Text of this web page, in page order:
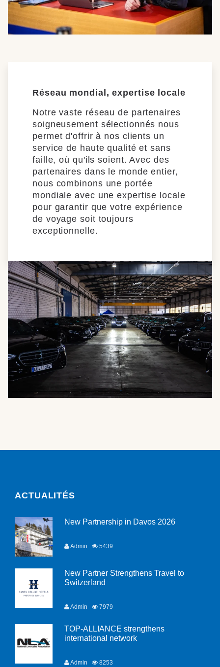
Réseau mondial, expertise locale
Notre vaste réseau de partenaires
soigneusement sélectionnés nous
permet d'offrir à nos clients un
service de haute qualité et sans
faille, où qu'ils soient. Avec des
partenaires dans le monde entier,
nous combinons une portée
mondiale avec une expertise locale
pour garantir que votre expérience
de voyage soit toujours
exceptionnelle.
ACTUALITÉS
New Partnership in Davos 2026
Admin 5439
New Partner Strengthens Travel to
Switzerland
Admin 7979
TOP-ALLIANCE strengthens
international network
Admin 8253